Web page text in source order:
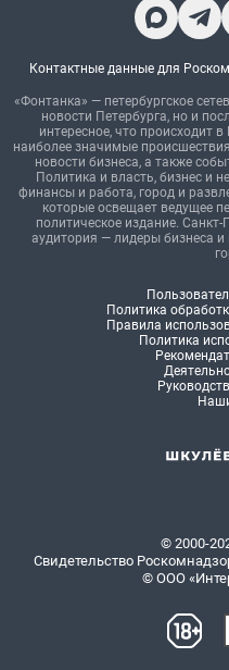
Контактные данные для
«Фонтанка» — петербургское
новости Петербурга, но и
интересное, что происходит
наиболее значимые
новости бизнеса, а также
Политика и власть, бизнес и
финансы и работа, город и
которые освещает ведущее
политическое издание.
аудитория — лидеры бизнеса и
Политика
Правила
Политика
© 2000-
Свидетельство
© ООО